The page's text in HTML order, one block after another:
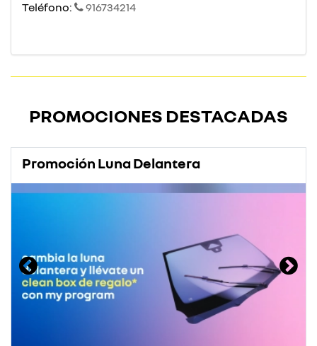
Teléfono: 916734214
PROMOCIONES DESTACADAS
Promoción Luna Delantera